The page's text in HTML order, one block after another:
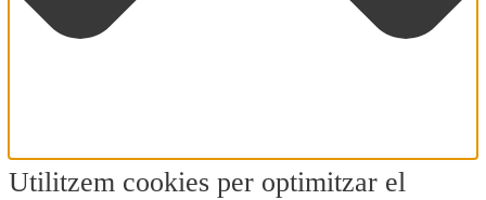
Utilitzem cookies per optimitzar el